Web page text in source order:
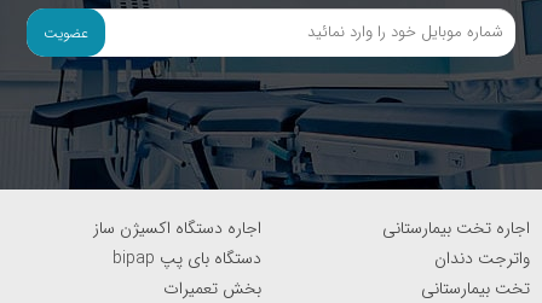
عضویت
اجاره تخت بیمارستانی
اجاره دستگاه اکسیژن ساز
واترجت دندان
دستگاه بای پپ bipap
تخت بیمارستانی
بخش تعمیرات